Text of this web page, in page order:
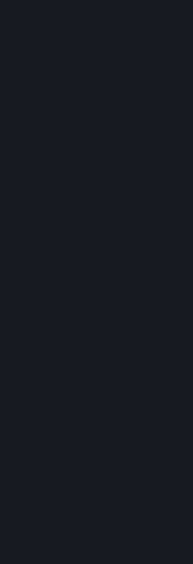
Valve не може да
направени извън
Steam портфейла
Ако сте получили
някоя игра, губите
Неспособни сме да
съдържание в Steam
филми, сериали,
комплект с други
Неупотребените
рамките на
часа. Употребените
същите условия, ако
използвани за